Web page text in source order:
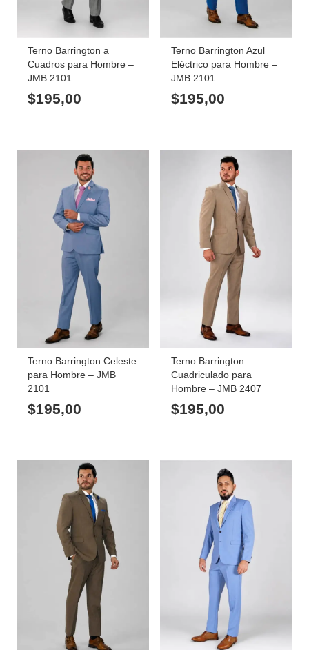
Terno Barrington a
Cuadros para Hombre –
JMB 2101
$195,00
Terno Barrington Azul
Eléctrico para Hombre –
JMB 2101
$195,00
Terno Barrington Celeste
para Hombre – JMB
2101
$195,00
Terno Barrington
Cuadriculado para
Hombre – JMB 2407
$195,00